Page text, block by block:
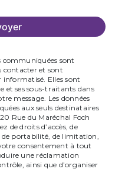
communiquées sont
contacter et sont
informatisé. Elles sont
et ses sous-traitants dans
message. Les données
aux seuls destinataires
Rue du Maréchal Foch
de droits d’accès, de
de portabilité, de limitation,
consentement à tout
une réclamation
ainsi que d’organiser